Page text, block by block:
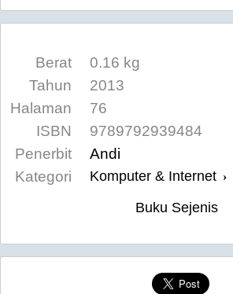
Berat
0.16 kg
Tahun
2013
Halaman
76
ISBN
9789792939484
Penerbit
Andi
Kategori
Komputer & Internet ›
Buku Sejenis